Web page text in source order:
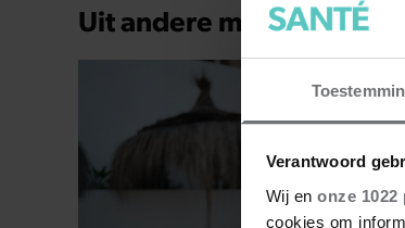
Verantwoord
Wij en onze 1022
cookies om
Uit andere media